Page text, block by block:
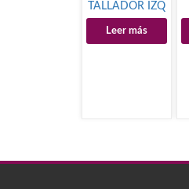
TALLADOR IZQ
-NEGRO
Leer más